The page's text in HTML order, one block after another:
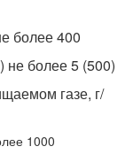
более 400
) не более 5 (500)
газе, г/
1000